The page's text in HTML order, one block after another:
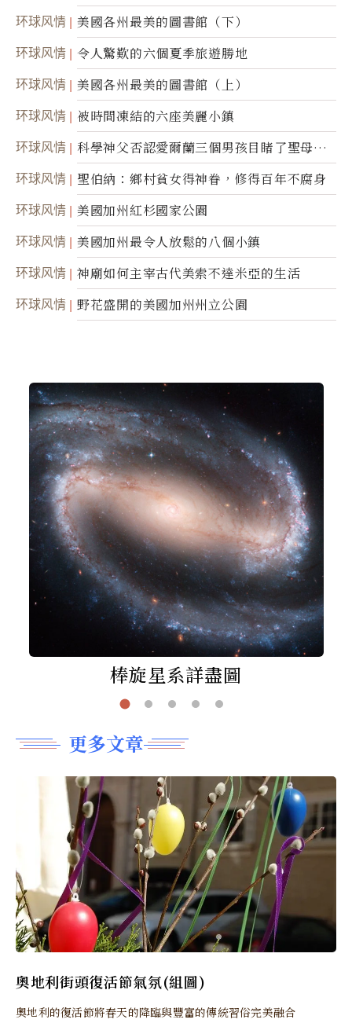
50周年
环球风情 美國各州最美的圖書館（下）
环球风情 令人驚歎的六個夏季旅遊勝地
环球风情 美國各州最美的圖書館（上）
环球风情 被時間凍結的六座美麗小鎮
环球风情
科學神父否認愛爾蘭三個男孩目睹了聖母顯
靈
环球风情 聖伯納：鄉村貧女得神眷，修得百年不腐身
环球风情 美國加州紅杉國家公園
环球风情 美國加州最令人放鬆的八個小鎮
环球风情 神廟如何主宰古代美索不達米亞的生活
环球风情 野花盛開的美國加州州立公園
棒旋星系詳盡圖
更多文章
奧地利街頭復活節氣氛(組圖)
奧地利的復活節將春天的降臨與豐富的傳統習俗完美融合